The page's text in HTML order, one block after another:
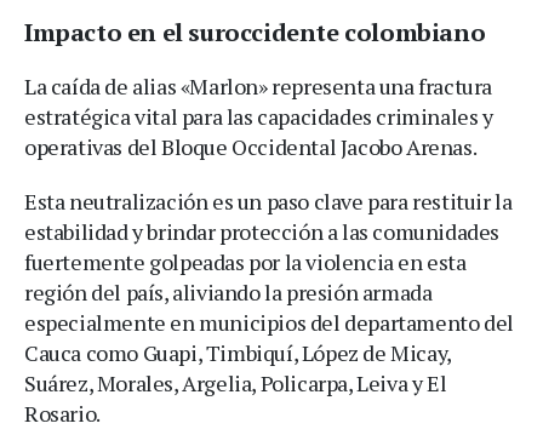
Impacto en el suroccidente colombiano
La caída de alias «Marlon» representa una fractura
estratégica vital para las capacidades criminales y
operativas del Bloque Occidental Jacobo Arenas.
Esta neutralización es un paso clave para restituir la
estabilidad y brindar protección a las comunidades
fuertemente golpeadas por la violencia en esta
región del país, aliviando la presión armada
especialmente en municipios del departamento del
Cauca como Guapi, Timbiquí, López de Micay,
Suárez, Morales, Argelia, Policarpa, Leiva y El
Rosario.